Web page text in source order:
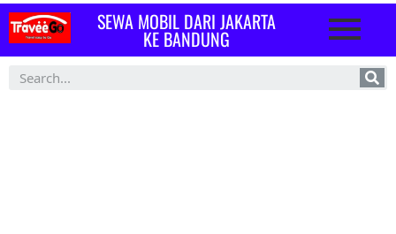
SEWA MOBIL DARI JAKARTA
KE BANDUNG